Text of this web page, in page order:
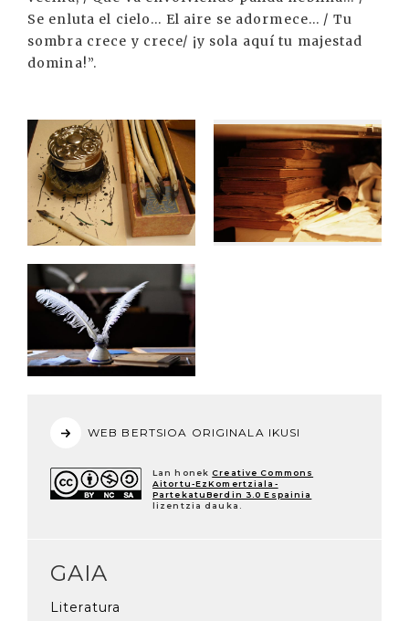
Se enluta el cielo... El aire se adormece... / Tu
sombra crece y crece/ ¡y sola aquí tu majestad
domina!”.
WEB BERTSIOA ORIGINALA IKUSI
Lan honek Creative Commons
Aitortu-EzKomertziala-
PartekatuBerdin 3.0 Espainia
lizentzia dauka.
GAIA
Literatura